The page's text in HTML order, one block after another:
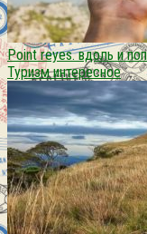
Point reyes. вдоль и
Туризм интересное